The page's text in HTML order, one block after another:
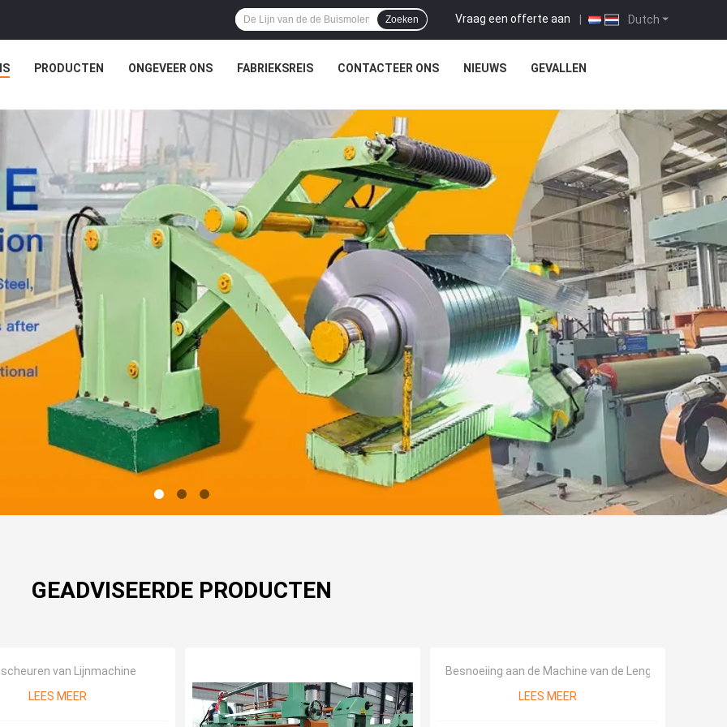
Dutch
Vraag een offerte aan |
Zoeken
PRODUCTEN ONGEVEER ONS FABRIEKSREIS CONTACTEER ONS NIEUWS GEVALLEN
GEADVISEERDE PRODUCTEN
van Lijnmachine
LEES MEER
Besnoeiing aan de Machine van de Lengtelijn
LEES MEER